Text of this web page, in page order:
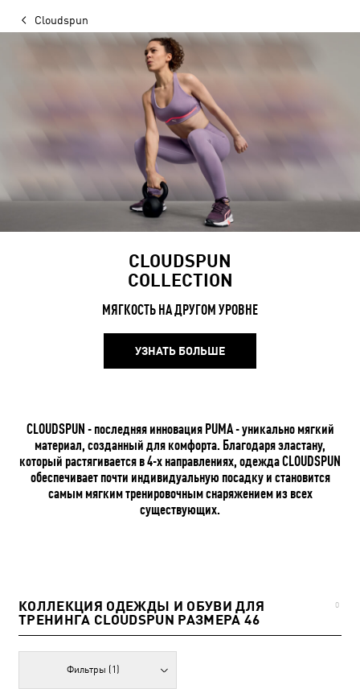
Cloudspun
CLOUDSPUN
COLLECTION
МЯГКОСТЬ НА ДРУГОМ УРОВНЕ
УЗНАТЬ БОЛЬШЕ
CLOUDSPUN - последняя инновация PUMA - уникально мягкий
материал, созданный для комфорта. Благодаря эластану,
который растягивается в 4-х направлениях, одежда CLOUDSPUN
обеспечивает почти индивидуальную посадку и становится
самым мягким тренировочным снаряжением из всех
существующих.
КОЛЛЕКЦИЯ ОДЕЖДЫ И ОБУВИ ДЛЯ
ТРЕНИНГА CLOUDSPUN РАЗМЕРА 46
0
Фильтры (1)